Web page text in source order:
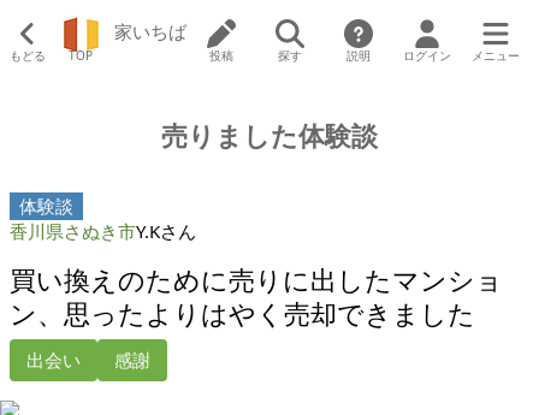
もどる TOP
家いちば
投稿 探す 説明 ログイン メニュー
売りました体験談
体験談
香川県さぬき市Y.Kさん
買い換えのために売りに出したマンショ
ン、思ったよりはやく売却できました
出会い 感謝